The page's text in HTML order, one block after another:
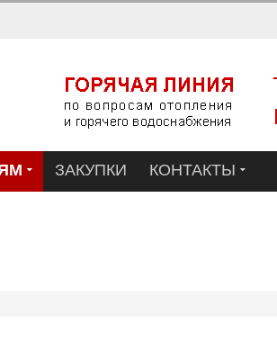
ЗАКУПКИ КОНТАКТЫ